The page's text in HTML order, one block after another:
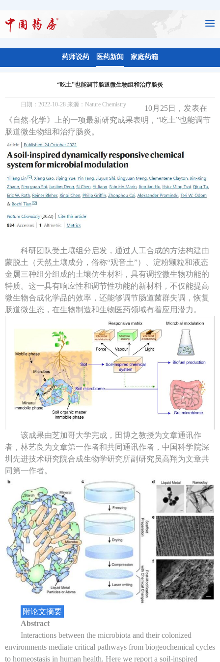
药师说药 医药新闻 家庭药箱
“吃土”也能调节肠道微生物组和治疗肠炎
日期：2022-10-28 来源：Nature Chemistry
10月25日，发表在
《自然-化学》上的一项最新研究成果表明，“吃土”也能调节
肠道微生物组和治疗肠炎。
科研团队受土壤组分启发，通过人工合成的方法构建由
蒙脱土（天然土壤成分，俗称“观音土”）、淀粉颗粒和液态
金属三种组分组成的土壤仿生材料，具有调控微生物功能的
特质。这一具有响应性和调节性功能的新材料，不仅能提高
微生物合成化学品的效率，还能够调节肠道菌群失调，恢复
肠道微生态，在生物制造和生物医药领域有着应用潜力。
该成果由芝加哥大学完成，田博之教授为文章通讯作
者，林艺良为文章第一作者和共同通讯作者，中国科学院深
圳先进技术研究院合成生物学研究所副研究员高翔为文章共
同第一作者。
附论文摘要
Abstract
Interactions between the microbiota and their colonized
environments mediate critical pathways from biogeochemical cycles
to homeostasis in human health. Here we report a soil-inspired